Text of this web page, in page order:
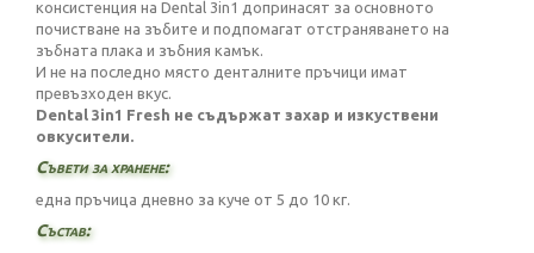
консистенция на Dental 3in1 допринасят за основното
почистване на зъбите и подпомагат отстраняването на
зъбната плака и зъбния камък.
И не на последно място денталните пръчици имат
превъзходен вкус.
Dental 3in1 Fresh не съдържат захар и изкуствени
овкусители.
Съвети за хранене:
една пръчица дневно за куче от 5 до 10 кг.
Състав: